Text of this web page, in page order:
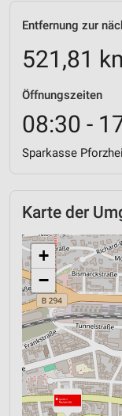
Entfernung zur
521,81
Öffnungszeiten
08:30 -
Sparkasse
Karte der
+
−